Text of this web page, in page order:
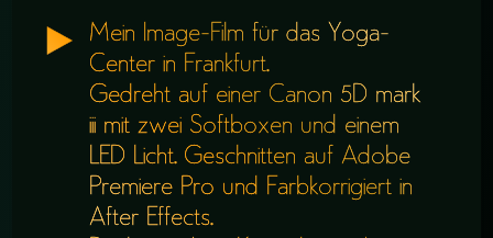
Mein Image-Film für das Yoga-
Center in Frankfurt.
Gedreht auf einer Canon 5D mark
iii mit zwei Softboxen und einem
LED Licht. Geschnitten auf Adobe
Premiere Pro und Farbkorrigiert in
After Effects.